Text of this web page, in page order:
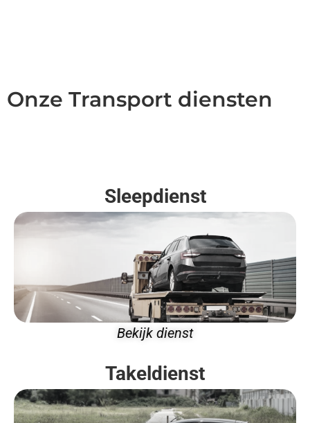
Onze Transport diensten
Sleepdienst
Bekijk dienst
Takeldienst